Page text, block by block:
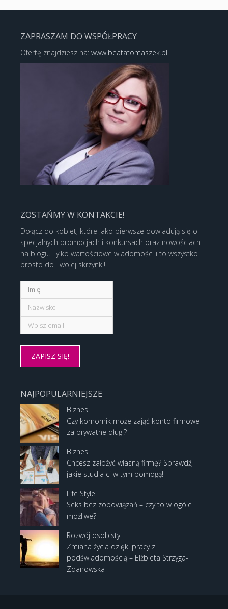
ZAPRASZAM DO WSPÓŁPRACY
Ofertę znajdziesz na: www.beatatomaszek.pl
ZOSTAŃMY W KONTAKCIE!
Dołącz do kobiet, które jako pierwsze dowiadują się o
specjalnych promocjach i konkursach oraz nowościach
na blogu. Tylko wartościowe wiadomości i to wszystko
prosto do Twojej skrzynki!
NAJPOPULARNIEJSZE
Biznes
Czy komornik może zająć konto firmowe
za prywatne długi?
Biznes
Chcesz założyć własną firmę? Sprawdź,
jakie studia ci w tym pomogą!
Life Style
Seks bez zobowiązań – czy to w ogóle
możliwe?
Rozwój osobisty
Zmiana życia dzięki pracy z
podświadomością – Elżbieta Strzyga-
Zdanowska